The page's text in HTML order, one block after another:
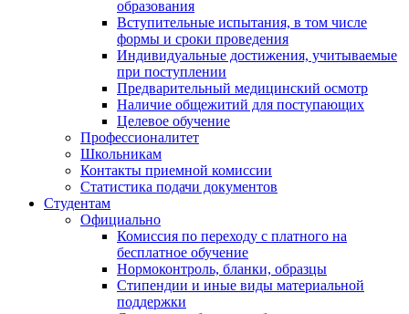
образования
Вступительные испытания, в том числе
формы и сроки проведения
Индивидуальные достижения, учитываемые
при поступлении
Предварительный медицинский осмотр
Наличие общежитий для поступающих
Целевое обучение
Профессионалитет
Школьникам
Контакты приемной комиссии
Статистика подачи документов
Студентам
Официально
Комиссия по переходу с платного на
бесплатное обучение
Нормоконтроль, бланки, образцы
Стипендии и иные виды материальной
поддержки